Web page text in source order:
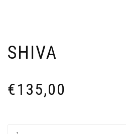
SHIVA
€135,00